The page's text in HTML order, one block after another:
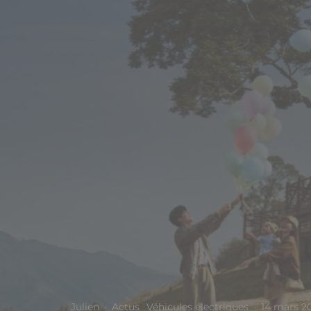
Julien · Actus Véhicules électriques · 14 mars